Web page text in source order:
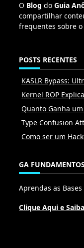
O Blog do Guia
compartilhar
frequentes sobre
POSTS RECENTES
KASLR Bypass:
Kernel ROP
Quanto Ganha
Type Confusion
Como ser um
GA FUNDAMENTOS
Aprendas as
Clique Aqui e